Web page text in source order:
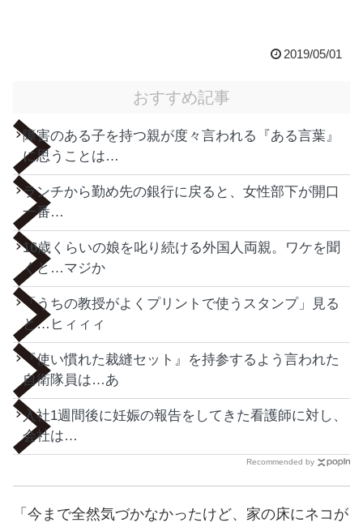
2019/05/01
おすすめ記事
障害のある子を持つ親が度々言われる『ある言葉』
に思うことは…
ランチから勤め先の銀行に戻ると、女性部下が開口
一番…
16歳くらいの娘を叱り続ける外国人両親。ワケを聞
くと…マジか
「うちの教授がよくプリントで使うスタンプ」見る
と…ヒィィィ
『使い慣れた裁縫セット』を持参するよう言われた
自衛隊員は…あ
入社1週間後に妊娠の報告をしてきた看護師に対し、
会社は…
Recommended by
「今まで全然気づかなかったけど、家の床にネコが